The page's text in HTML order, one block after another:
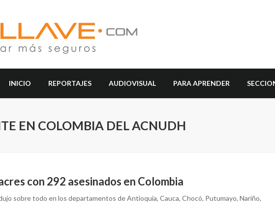
INICIO REPORTAJES AUDIOVISUAL PARA APRENDER
EN COLOMBIA DEL ACNUDH
con 292 asesinados en Colombia
sobre todo en los departamentos de Antioquia, Cauca, Chocó, Putumayo, Nariño,